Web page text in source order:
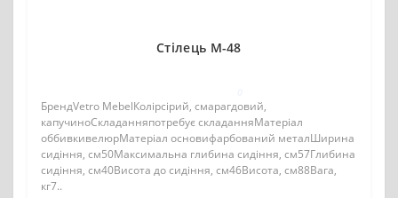
Стілець M-48
БрендVetro MebelКолірсірий, смарагдовий,
капучиноСкладанняпотребує складанняМатеріал
оббивкивелюрМатеріал основифарбований металШирина
сидіння, см50Максимальна глибина сидіння, см57Глибина
сидіння, см40Висота до сидіння, см46Висота, см88Вага,
кг7..